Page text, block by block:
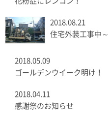
2018.08.21
住宅外装工事中～
2018.05.09
ゴールデンウイーク明け！
2018.04.11
感謝祭のお知らせ